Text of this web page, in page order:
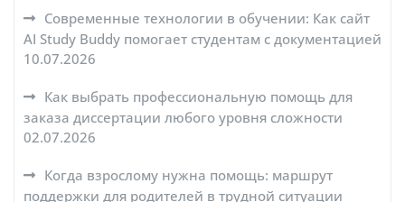
Современные технологии в обучении: Как сайт
AI Study Buddy помогает студентам с документацией
10.07.2026
Как выбрать профессиональную помощь для
заказа диссертации любого уровня сложности
02.07.2026
Когда взрослому нужна помощь: маршрут
поддержки для родителей в трудной ситуации